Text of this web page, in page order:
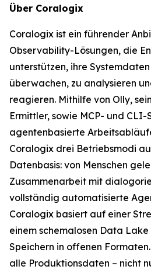
Über Coralogix
Coralogix ist ein führender
Observability-Lösungen, die
unterstützen, ihre
überwachen, zu analysieren
reagieren. Mithilfe von Olly,
Ermittler, sowie MCP- und
agentenbasierte
Coralogix drei Betriebsmodi
Datenbasis: von Menschen
Zusammenarbeit mit
vollständig automatisierte
Coralogix basiert auf einer
einem schemalosen Data
Speichern in offenen
alle Produktionsdaten – nicht